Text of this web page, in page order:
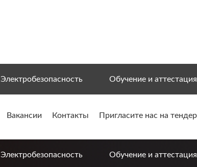
Электробезопасность Обучение и аттестация
Вакансии Контакты Пригласите нас на тендер
Электробезопасность Обучение и аттестация